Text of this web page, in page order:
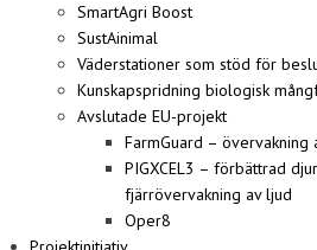
SmartAgri Boost
SustAinimal
Väderstationer som stöd för
Kunskapspridning biologisk
Avslutade EU-projekt
FarmGuard –
PIGXCEL3 – förbättrad
fjärrövervakning av ljud
Oper8